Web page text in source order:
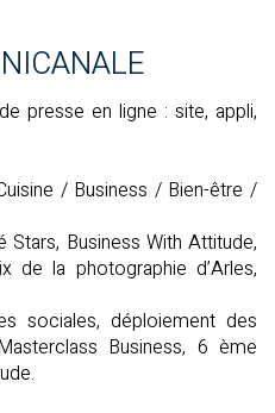
presse en ligne : site, appli,
/ Business / Bien-être /
Stars, Business With Attitude,
de la photographie d’Arles,
sociales, déploiement des
Business, 6 ème